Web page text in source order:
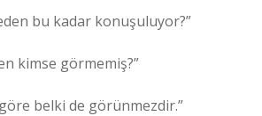
bu kadar konuşuluyor?”
kimse görmemiş?”
belki de görünmezdir.”